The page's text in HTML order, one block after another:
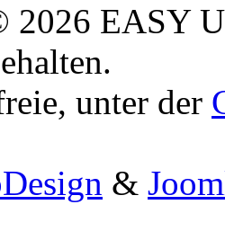
EASY
unter der
&